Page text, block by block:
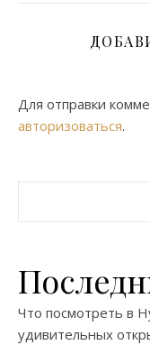
Для отправки
авторизоваться.
Что посмотреть в
удивительных